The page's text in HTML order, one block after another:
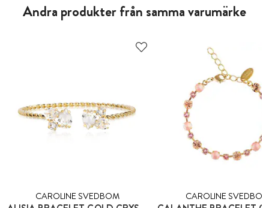
Andra produkter från samma varumärke
CAROLINE SVEDBOM CAROLINE SVEDBOM